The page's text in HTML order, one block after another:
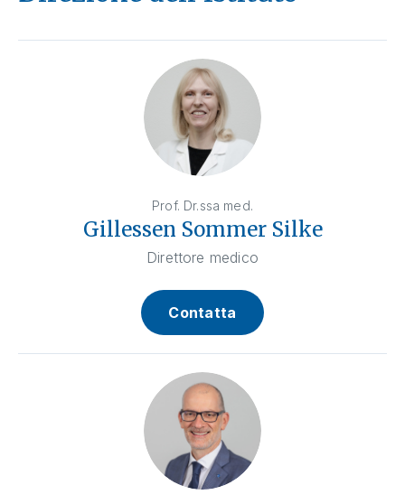
Prof. Dr.ssa med.
Gillessen Sommer Silke
Direttore medico
Contatta